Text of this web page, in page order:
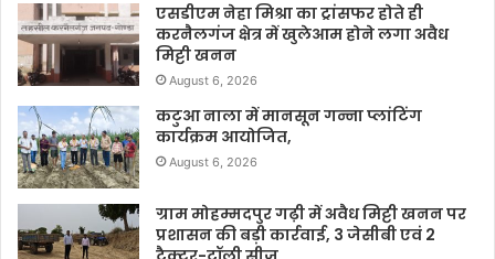
एसडीएम नेहा मिश्रा का ट्रांसफर होते ही
करनैलगंज क्षेत्र में खुलेआम होने लगा अवैध
मिट्टी खनन
August 6, 2026
कटुआ नाला में मानसून गन्ना प्लांटिंग
कार्यक्रम आयोजित,
August 6, 2026
ग्राम मोहम्मदपुर गढ़ी में अवैध मिट्टी खनन पर
प्रशासन की बड़ी कार्रवाई, 3 जेसीबी एवं 2